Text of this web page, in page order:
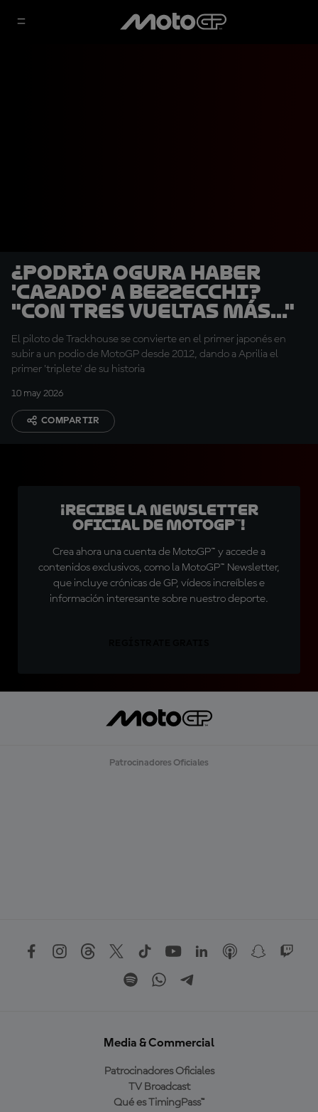
¿Podría Ogura haber
'cazado' a Bezzecchi?
"Con tres vueltas más..."
El piloto de Trackhouse se convierte en el primer japonés en
subir a un podio de MotoGP desde 2012, dando a Aprilia el
primer 'triplete' de su historia
10 may 2026
COMPARTIR
¡Recibe la Newsletter
oficial de MotoGP™!
Crea ahora una cuenta de MotoGP™ y accede a
contenidos exclusivos, como la MotoGP™ Newsletter,
que incluye crónicas de GP, vídeos increíbles e
información interesante sobre nuestro deporte.
Patrocinadores Oficiales
Media & Commercial
Patrocinadores Oficiales
TV Broadcast
Qué es TimingPass™